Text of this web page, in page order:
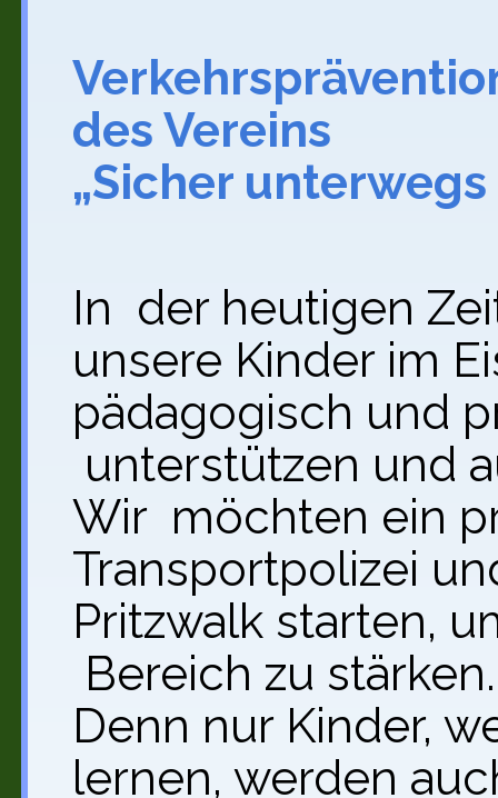
des Vereins
„Sicher
In der heutigen
unsere Kinder im
pädagogisch und
unterstützen und
Wir möchten ein
Transportpolizei
Pritzwalk starten,
Bereich zu stärken.
Denn nur Kinder,
lernen, werden